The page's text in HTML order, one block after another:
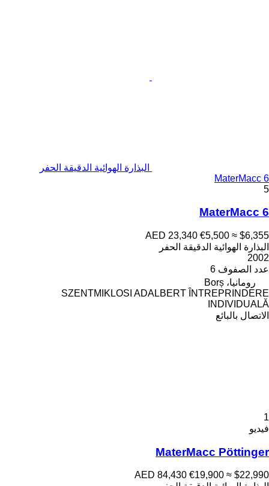
البذارة الهوائية الدقيقة الحفر
MaterMacc 6
5
MaterMacc 6
AED 23,340 €5,500 ≈ $6,355
البذارة الهوائية الدقيقة الحفر
2002
عدد الصفوف 6
رومانيا، Borș
SZENTMIKLOSI ADALBERT ÎNTREPRINDERE
INDIVIDUALĂ
الاتصال بالبائع
1
فيديو
MaterMacc Pöttinger
AED 84,430 €19,900 ≈ $22,990